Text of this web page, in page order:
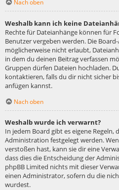
Nach oben
Weshalb kann ich keine
Rechte für Dateianhänge können für
Benutzer vergeben werden. Die
möglicherweise nicht erlaubt,
in dem du deinen Beitrag verfassen
Gruppen dürfen Dateien hochladen.
kontaktieren, falls du dir nicht sicher
anfügen kannst.
Nach oben
Weshalb wurde ich verwarnt?
In jedem Board gibt es eigene Regeln,
Administration festgelegt werden.
verstoßen hast, kann sie dir eine
dass dies die Entscheidung der
phpBB Limited nichts mit dieser
einen Administrator, sofern du die
wurdest.